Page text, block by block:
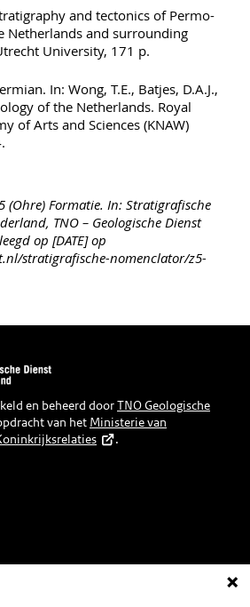
and tectonics of Permo-
Netherlands and surrounding
University, 171 p.
In: Wong, T.E., Batjes, D.A.J.,
of the Netherlands. Royal
of Arts and Sciences (KNAW)
(Ohre) Formatie. In: Stratigrafische
TNO – Geologische Dienst
op [DATE] op
stratigrafische-nomenclator/z5-
en beheerd doorTNO Geologische
van het Ministerie van
.